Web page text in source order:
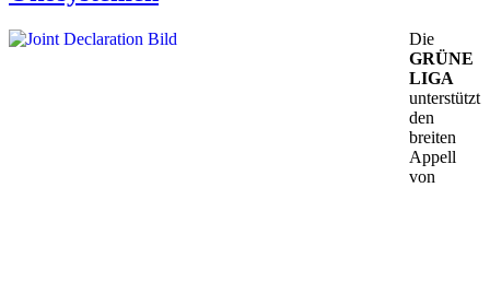
Die
GRÜNE
LIGA
unterstützt
den
breiten
Appell
von